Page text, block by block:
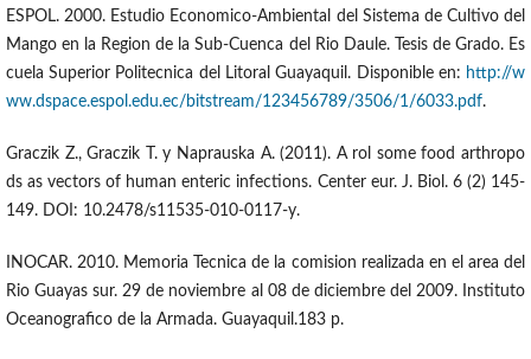
ESPOL. 2000. Estudio Economico-Ambiental del Sistema de Cultivo del
Mango en la Region de la Sub-Cuenca del Rio Daule. Tesis de Grado. Es
cuela Superior Politecnica del Litoral Guayaquil. Disponible en: http://w
ww.dspace.espol.edu.ec/bitstream/123456789/3506/1/6033.pdf.
Graczik Z., Graczik T. y Naprauska A. (2011). A rol some food arthropo
ds as vectors of human enteric infections. Center eur. J. Biol. 6 (2) 145-
149. DOI: 10.2478/s11535-010-0117-y.
INOCAR. 2010. Memoria Tecnica de la comision realizada en el area del
Rio Guayas sur. 29 de noviembre al 08 de diciembre del 2009. Instituto
Oceanografico de la Armada. Guayaquil.183 p.